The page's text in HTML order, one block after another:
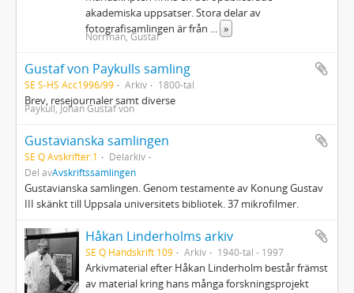
akademiska uppsatser. Stora delar av
fotografisamlingen är från ... »
Norrman, Gustaf
Gustaf von Paykulls samling
SE S-HS Acc1996/99 Arkiv 1800-tal
Brev, resejournaler samt diverse
Paykull, Johan Gustaf von
Gustavianska samlingen
SE Q Avskrifter:1
Delarkiv
Del avAvskriftssamlingen
Gustavianska samlingen. Genom testamente av Konung Gustav
III skänkt till Uppsala universitets bibliotek. 37 mikrofilmer.
Håkan Linderholms arkiv
SE Q Handskrift 109 Arkiv 1940-tal - 1997
Arkivmaterial efter Håkan Linderholm består främst
av material kring hans många forskningsprojekt